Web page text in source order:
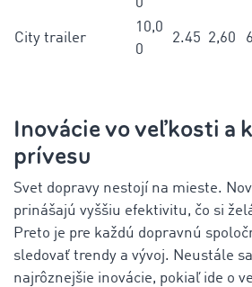
City trailer
10,0
0
2.45 2,60
Inovácie vo veľkosti a
prívesu
Svet dopravy nestojí na mieste.
prinášajú vyššiu efektivitu, čo si
Preto je pre každú dopravnú
sledovať trendy a vývoj. Neustále
najrôznejšie inovácie, pokiaľ ide o